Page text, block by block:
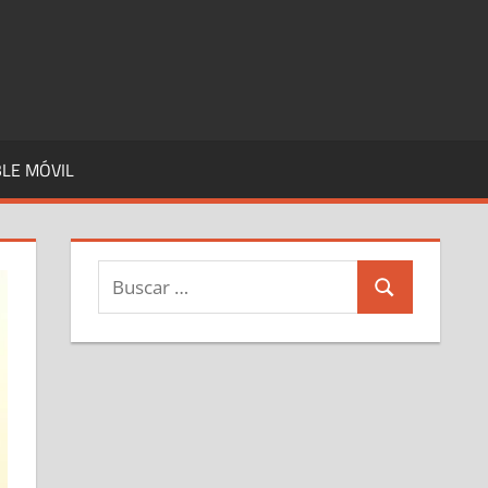
MÓVIL
Buscar:
Buscar